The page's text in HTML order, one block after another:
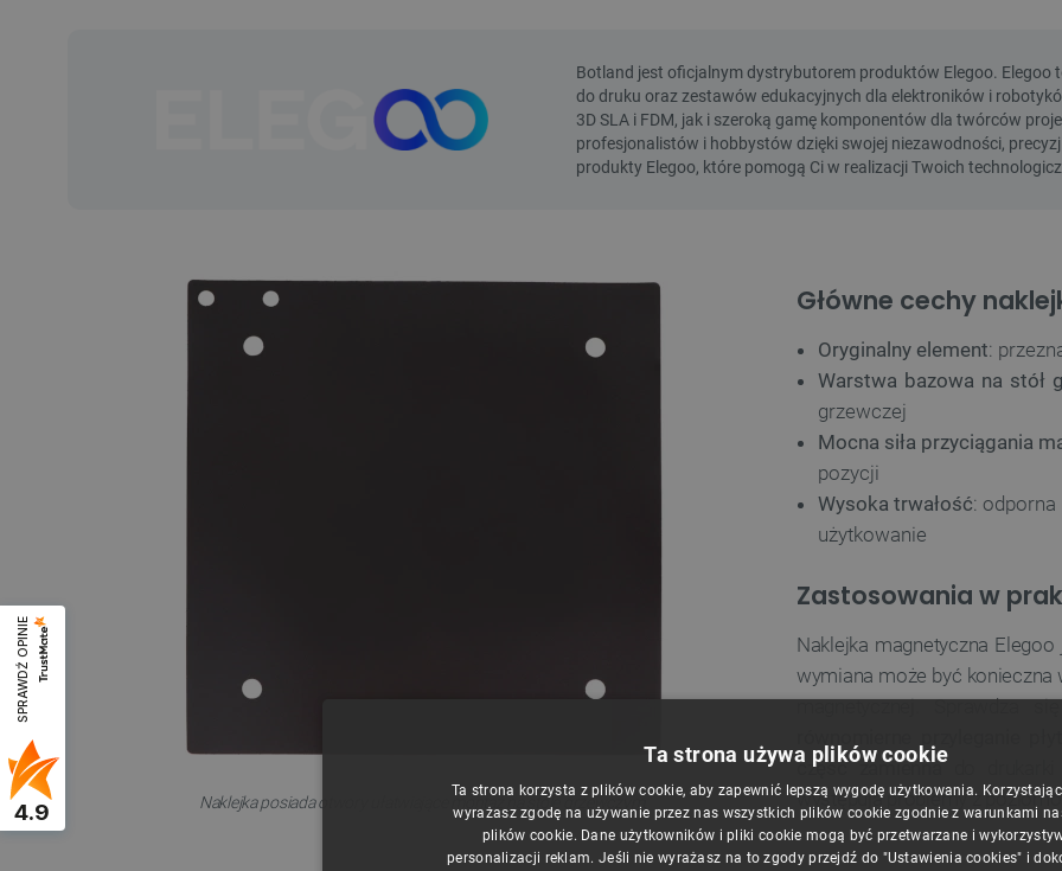
SPRAWDŹ OPINIE
4.9 Naklejka posiada otwory ułatwiające montaż na stole grzewczym.
Główne cechy
Oryginalny element:
Warstwa bazowa na stół
grzewczej
Mocna siła przyciągania
pozycji
Wysoka trwałość:
użytkowanie
Zastosowania w
Naklejka magnetyczna
wymiana może być konieczna
magnetycznej. Sprawdza
część zamiennado drukarki
występują problemy z
Ta strona używa plików cookie
Ta strona korzysta z plików cookie, aby zapewnić lepszą wygodę użytkowania.
wyrażasz zgodę na używanie przez nas wszystkich plików cookie zgodnie z warunkami
plików cookie. Dane użytkowników i pliki cookie mogą być przetwarzane i
personalizacji reklam. Jeśli nie wyrażasz na to zgody przejdź do "Ustawienia cookies" i